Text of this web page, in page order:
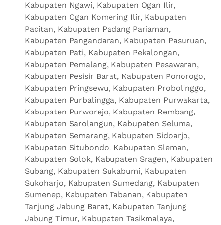
Kabupaten Ngawi, Kabupaten Ogan Ilir,
Kabupaten Ogan Komering Ilir, Kabupaten
Pacitan, Kabupaten Padang Pariaman,
Kabupaten Pangandaran, Kabupaten Pasuruan,
Kabupaten Pati, Kabupaten Pekalongan,
Kabupaten Pemalang, Kabupaten Pesawaran,
Kabupaten Pesisir Barat, Kabupaten Ponorogo,
Kabupaten Pringsewu, Kabupaten Probolinggo,
Kabupaten Purbalingga, Kabupaten Purwakarta,
Kabupaten Purworejo, Kabupaten Rembang,
Kabupaten Sarolangun, Kabupaten Seluma,
Kabupaten Semarang, Kabupaten Sidoarjo,
Kabupaten Situbondo, Kabupaten Sleman,
Kabupaten Solok, Kabupaten Sragen, Kabupaten
Subang, Kabupaten Sukabumi, Kabupaten
Sukoharjo, Kabupaten Sumedang, Kabupaten
Sumenep, Kabupaten Tabanan, Kabupaten
Tanjung Jabung Barat, Kabupaten Tanjung
Jabung Timur, Kabupaten Tasikmalaya,